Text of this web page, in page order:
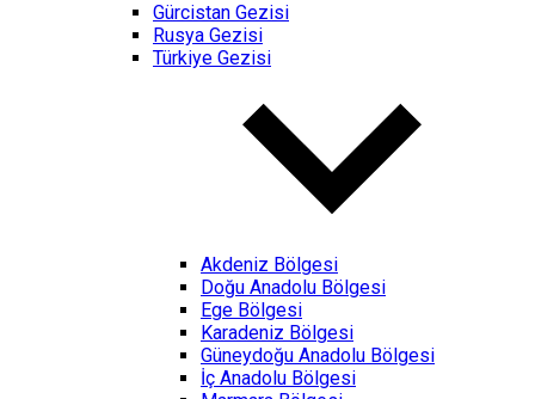
Gürcistan Gezisi
Rusya Gezisi
Türkiye Gezisi
Akdeniz Bölgesi
Doğu Anadolu Bölgesi
Ege Bölgesi
Karadeniz Bölgesi
Güneydoğu Anadolu Bölgesi
İç Anadolu Bölgesi